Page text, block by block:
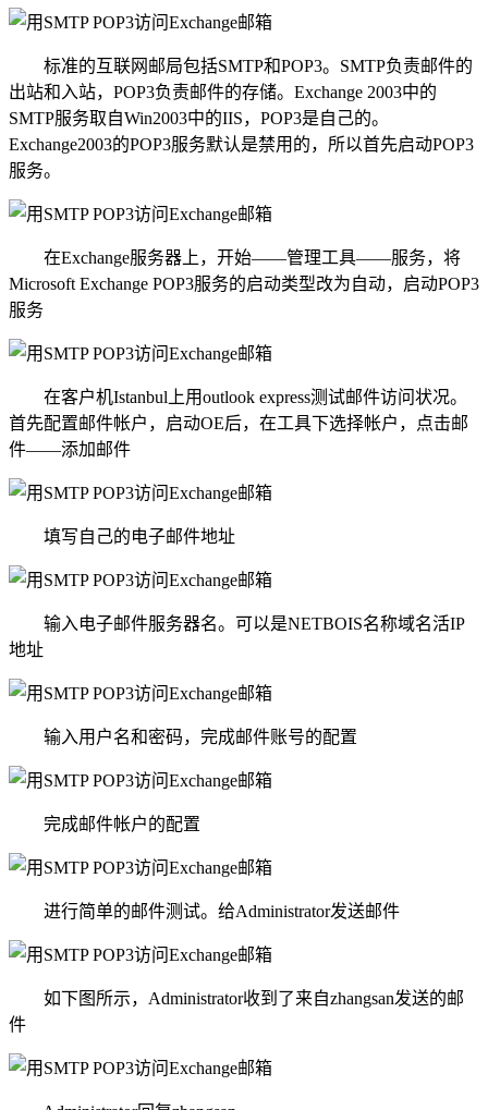
标准的互联网邮局包括SMTP和POP3。SMTP负责邮件的
出站和入站，POP3负责邮件的存储。Exchange 2003中的
SMTP服务取自Win2003中的IIS，POP3是自己的。
Exchange2003的POP3服务默认是禁用的，所以首先启动POP3
服务。
在Exchange服务器上，开始——管理工具——服务，将
Microsoft Exchange POP3服务的启动类型改为自动，启动POP3
服务
在客户机Istanbul上用outlook express测试邮件访问状况。
首先配置邮件帐户，启动OE后，在工具下选择帐户，点击邮
件——添加邮件
填写自己的电子邮件地址
输入电子邮件服务器名。可以是NETBOIS名称域名活IP
地址
输入用户名和密码，完成邮件账号的配置
完成邮件帐户的配置
进行简单的邮件测试。给Administrator发送邮件
如下图所示，Administrator收到了来自zhangsan发送的邮
件